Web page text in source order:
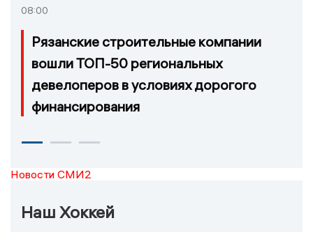
08:00
Рязанские строительные компании
вошли ТОП-50 региональных
девелоперов в условиях дорогого
финансирования
Новости СМИ2
Наш Хоккей